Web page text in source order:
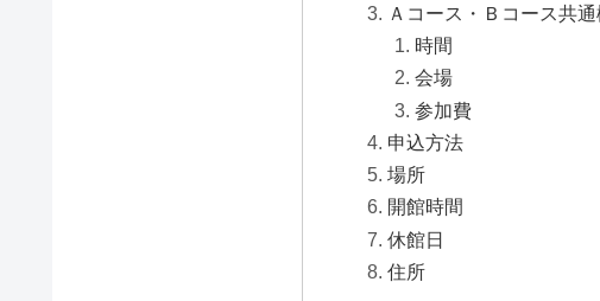
Ａコース・Ｂコース共
時間
会場
参加費
申込方法
場所
開館時間
休館日
住所